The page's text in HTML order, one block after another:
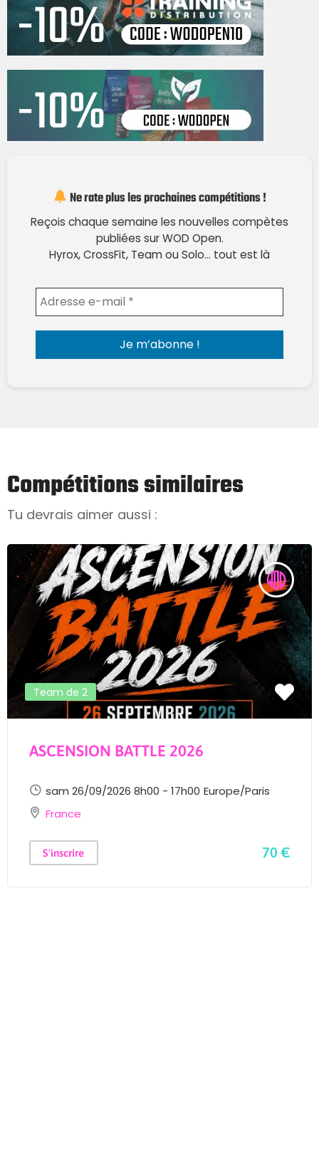
Ne rate plus les prochaines compétitions !
Reçois chaque semaine les nouvelles compètes
publiées sur WOD Open.
Hyrox, CrossFit, Team ou Solo… tout est là
Compétitions similaires
Tu devrais aimer aussi :
Team de 2
ASCENSION BATTLE 2026
sam 26/09/2026 8h00 - 17h00 Europe/Paris
France
S'inscrire 70 €